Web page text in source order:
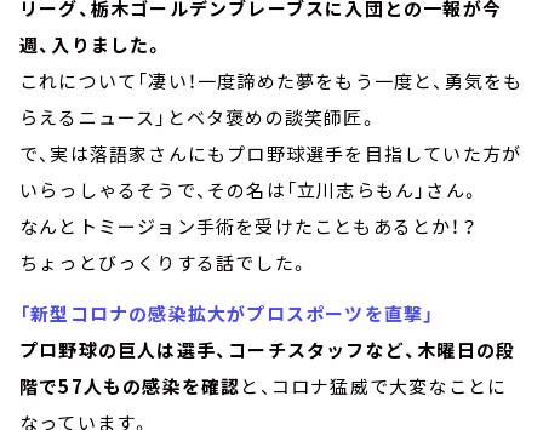
リーグ、栃木ゴールデンブレーブスに入団との一報が今
週、入りました。
これについて「凄い！一度諦めた夢をもう一度と、勇気をも
らえるニュース」とベタ褒めの談笑師匠。
で、実は落語家さんにもプロ野球選手を目指していた方が
いらっしゃるそうで、その名は「立川志らもん」さん。
なんとトミージョン手術を受けたこともあるとか！？
ちょっとびっくりする話でした。
「新型コロナの感染拡大がプロスポーツを直撃」
プロ野球の巨人は選手、コーチスタッフなど、木曜日の段
階で57人もの感染を確認と、コロナ猛威で大変なことに
なっています。